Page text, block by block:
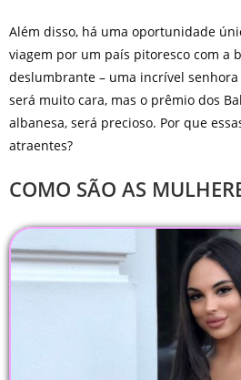
Além disso, há uma oportunidade
viagem por um país pitoresco com a
deslumbrante – uma incrível senhora
será muito cara, mas o prêmio dos
albanesa, será precioso. Por que
atraentes?
COMO SÃO AS